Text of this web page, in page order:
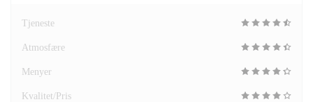
Tjeneste
Atmosfære
Menyer
Kvalitet/Pris